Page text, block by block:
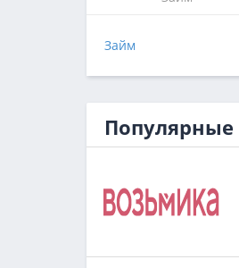
Займ